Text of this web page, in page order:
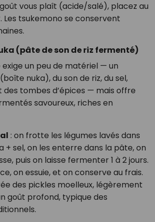
vous plaît (acide/salé), placez au
tsukemono se conservent
(pâte de son de riz fermenté)
un peu de matériel — un
nuka), du son de riz, du sel,
tombes d’épices — mais offre
savoureux, riches en
: on frotte les légumes lavés dans
+ sel, on les enterre dans la pâte, on
puis on laisse fermenter 1 à 2 jours.
on essuie, et on conserve au frais.
des pickles moelleux, légèrement
goût profond, typique des